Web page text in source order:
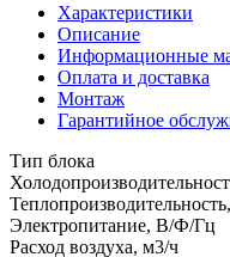
Характеристики
Описание
Информационные
Оплата и доставка
Монтаж
Гарантийное
Тип блока
Электропитание, В/Ф/Гц
Расход воздуха, м3/ч